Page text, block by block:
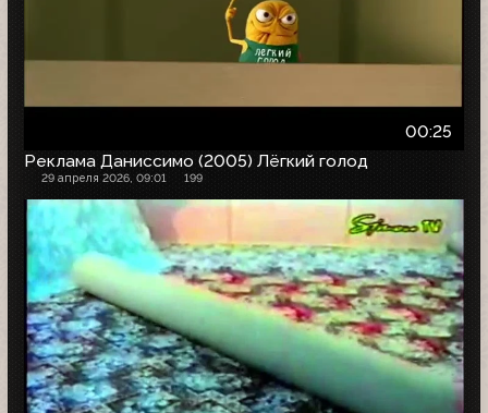
00:25
Реклама Даниссимо (2005) Лёгкий голод
29 апреля 2026, 09:01 199